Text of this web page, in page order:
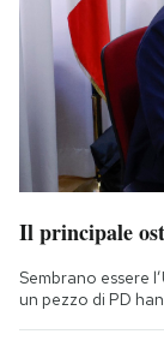
Il principale
Sembrano essere
un pezzo di PD